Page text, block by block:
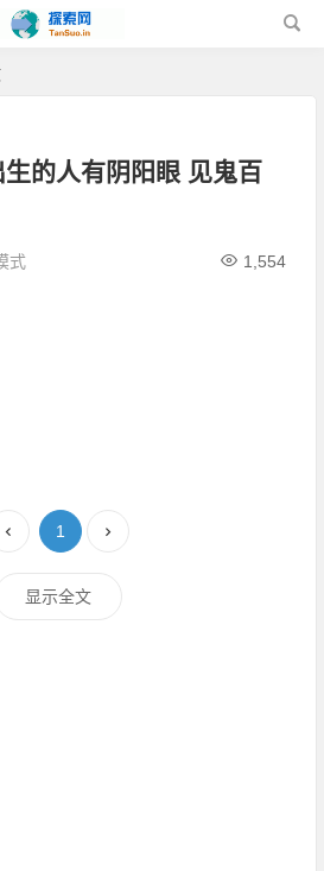
的人有阴阳眼 见鬼百
1,554
式
1
显示全文